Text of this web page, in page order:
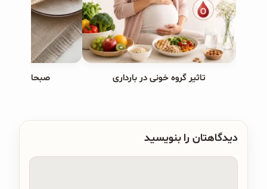
تاثیر گروه خونی در بارداری صبحانه های
دیدگاهتان را بنویسید